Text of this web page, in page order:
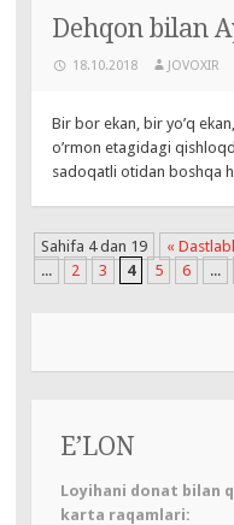
Dehqon bilan
18.10.2018 JOVOXIR
Bir bor ekan, bir yo’q
o’rmon etagidagi
sadoqatli otidan boshqa
Sahifa 4 dan 19 «
...
2 3 4 5 6 ...
E’LON
Loyihani donat bilan
karta raqamlari: